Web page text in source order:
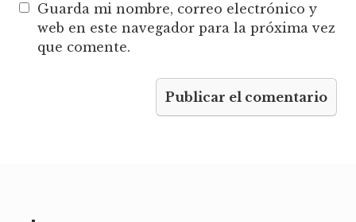
Guarda mi nombre, correo electrónico y
web en este navegador para la próxima vez
que comente.